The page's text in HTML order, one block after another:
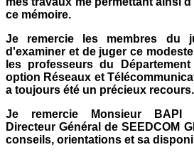
ce mémoire.
Je remercie les membres du
d'examiner et de juger ce
les professeurs du
option Réseaux et
a toujours été un précieux recours.
Je remercie Monsieur BAPI
Directeur Général de SEEDCOM
conseils, orientations et sa